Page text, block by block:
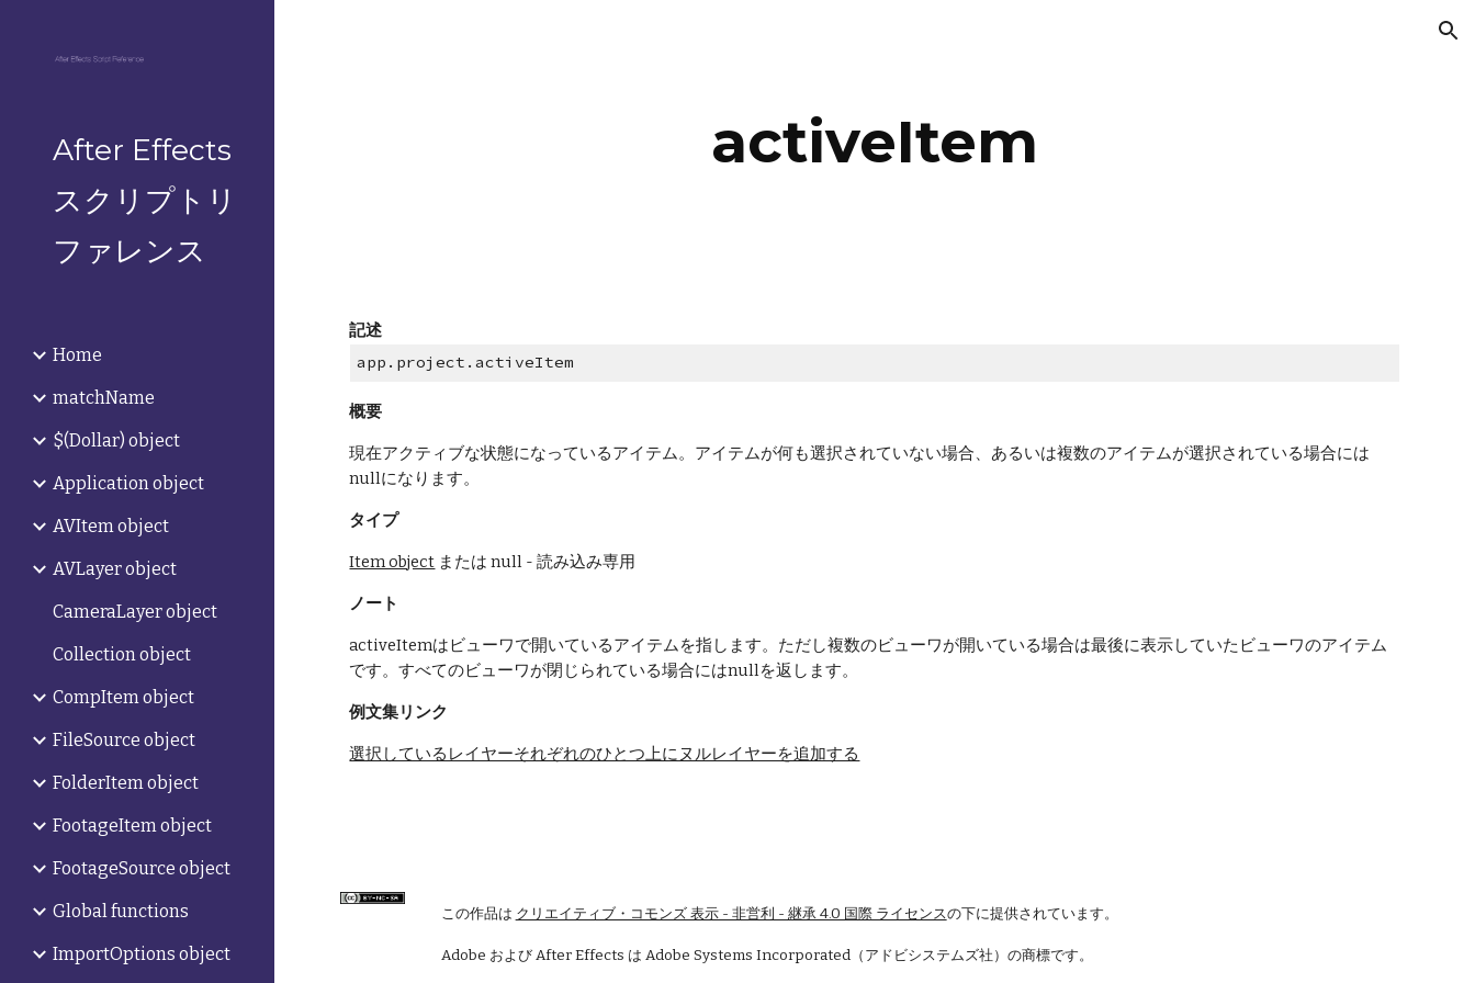
After Effects
スクリプトリ
ファレンス
Home
matchName
$(Dollar) object
Application object
AVItem object
AVLayer object
CameraLayer object
Collection object
CompItem object
FileSource object
FolderItem object
FootageItem object
FootageSource object
Global functions
ImportOptions object
activeItem
記述
app.project.activeItem
概要
現在アクティブな状態になっているアイテム。アイテムが何も選択されていない場合、あるいは複数のアイテムが選択されている場合には
nullになります。
タイプ
Item object または null - 読み込み専用
ノート
activeItemはビューワで開いているアイテムを指します。ただし複数のビューワが開いている場合は最後に表示していたビューワのアイテム
です。すべてのビューワが閉じられている場合にはnullを返します。
例文集リンク
選択しているレイヤーそれぞれのひとつ上にヌルレイヤーを追加する
この作品は クリエイティブ・コモンズ 表示 - 非営利 - 継承 4.0 国際 ライセンスの下に提供されています。
Adobe および After Effects は Adobe Systems Incorporated（アドビシステムズ社）の商標です。